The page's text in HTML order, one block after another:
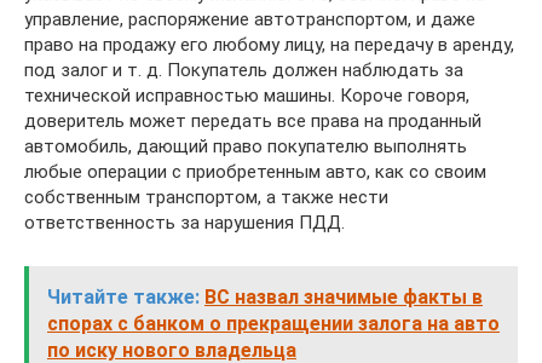
управление, распоряжение автотранспортом, и даже
право на продажу его любому лицу, на передачу в аренду,
под залог и т. д. Покупатель должен наблюдать за
технической исправностью машины. Короче говоря,
доверитель может передать все права на проданный
автомобиль, дающий право покупателю выполнять
любые операции с приобретенным авто, как со своим
собственным транспортом, а также нести
ответственность за нарушения ПДД.
Читайте также: ВС назвал значимые факты в
спорах с банком о прекращении залога на авто
по иску нового владельца